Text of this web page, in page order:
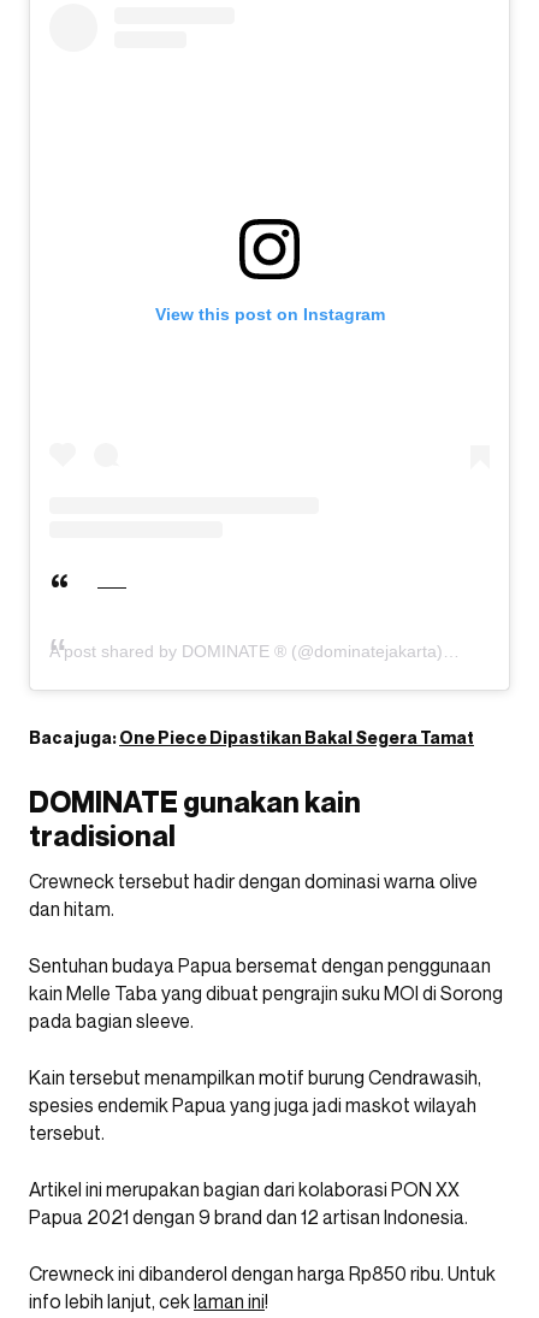
View this post on Instagram
A post shared by DOMINATE ® (@dominatejakarta)
Baca juga:One Piece Dipastikan Bakal Segera Tamat
DOMINATE gunakan kain
tradisional
Crewneck tersebut hadir dengan dominasi warna olive
dan hitam.
Sentuhan budaya Papua bersemat dengan penggunaan
kain Melle Taba yang dibuat pengrajin suku MOI di Sorong
pada bagian sleeve.
Kain tersebut menampilkan motif burung Cendrawasih,
spesies endemik Papua yang juga jadi maskot wilayah
tersebut.
Artikel ini merupakan bagian dari kolaborasi PON XX
Papua 2021 dengan 9 brand dan 12 artisan Indonesia.
Crewneck ini dibanderol dengan harga Rp850 ribu. Untuk
info lebih lanjut, cek laman ini!